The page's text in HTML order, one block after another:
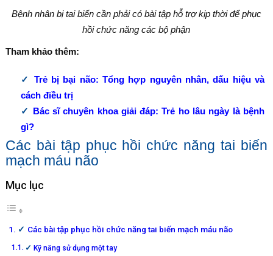
Bệnh nhân bị tai biến cần phải có bài tập hỗ trợ kịp thời để phục
hồi chức năng các bộ phận
Tham khảo thêm:
Trẻ bị bại não: Tổng hợp nguyên nhân, dấu hiệu và
cách điều trị
Bác sĩ chuyên khoa giải đáp: Trẻ ho lâu ngày là bệnh
gì?
Các bài tập phục hồi chức năng tai biến
mạch máu não
Mục lục
Các bài tập phục hồi chức năng tai biến mạch máu não
Kỹ năng sử dụng một tay